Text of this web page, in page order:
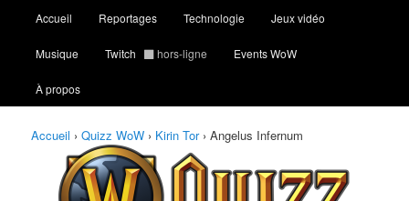
principal
Accueil Reportages Technologie Jeux vidéo
Musique Twitch hors-ligne Events WoW
À propos
Accueil › Quizz WoW › Kirin Tor › Angelus Infernum